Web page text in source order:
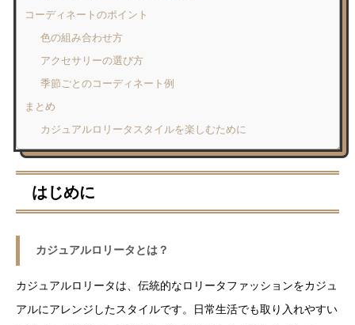
コーディネートのポイント
色の組み合わせ方
アクセサリーの選び方
季節ごとのコーディネート例
まとめ
カジュアルロリータスタイルを楽しむために
はじめに
カジュアルロリータとは？
カジュアルロリータは、伝統的なロリータファッションをカジュ
アルにアレンジしたスタイルです。日常生活でも取り入れやすい